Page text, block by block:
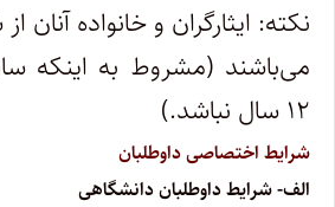
نکته: ایثارگران و خانواده
می‌باشند (مشروط به اینکه
۱۲ سال نباشد.)
شرایط اختصاصی داوطلبان
الف- شرایط داوطلبان دانشگاهی